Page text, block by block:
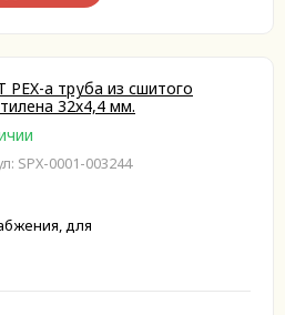
PEX-a труба из сшитого
32х4,4 мм.
SPX-0001-003244
для